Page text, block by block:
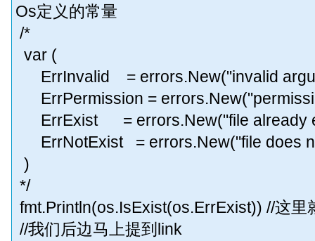
Os定义的常量
/*
var (
ErrInvalid = errors.New("invalid
ErrPermission =
ErrExist = errors.New("file already
ErrNotExist = errors.New("file does
)
*/
fmt.Println(os.IsExist(os.ErrExist)) //这里
//我们后边马上提到link